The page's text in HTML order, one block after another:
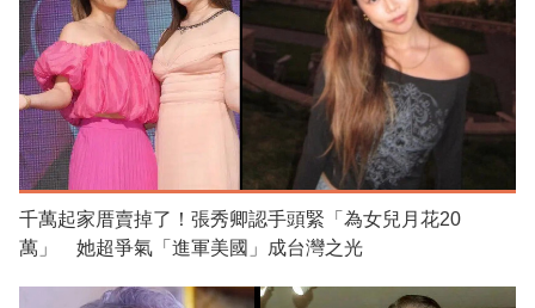
千萬起家厝賣掉了！張秀卿認手頭緊「為女兒月花20
萬」 她超爭氣「進軍美國」成台灣之光